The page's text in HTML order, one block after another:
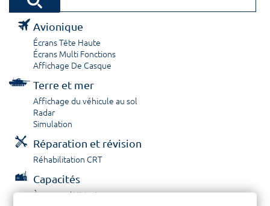
Avionique
Écrans Tête Haute
Écrans Multi Fonctions
Affichage De Casque
Terre et mer
Affichage du véhicule au sol
Radar
Simulation
Réparation et révision
Réhabilitation CRT
Capacités
À propos / Historique